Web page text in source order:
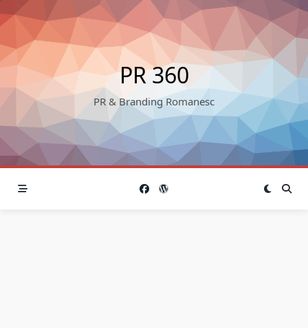
Skip
to
content
PR 360
PR & Branding Romanesc